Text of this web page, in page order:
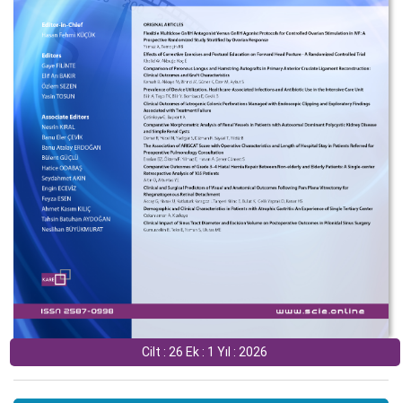
Cilt : 26 Ek : 1 Yıl : 2026